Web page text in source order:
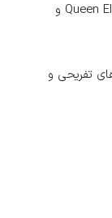
جاذبه‌ها: میزبان هتل معروف Queen Elizabeth 2 و
تفریحی و